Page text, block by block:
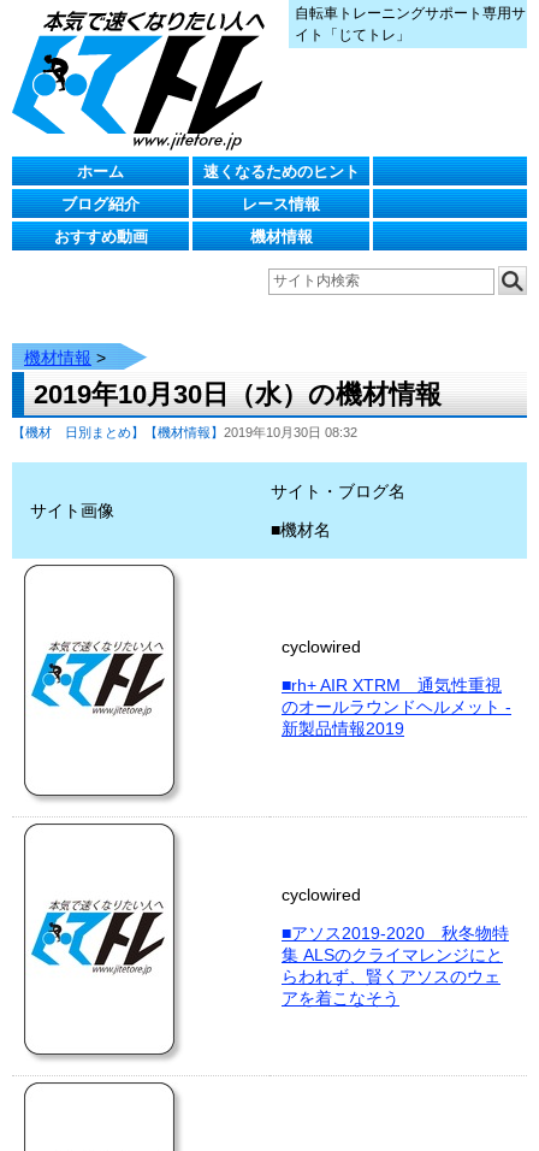
自転車トレーニングサポート専用サ
イト「じてトレ」
ホーム
速くなるためのヒント
ブログ紹介
レース情報
おすすめ動画
機材情報
機材情報 >
2019年10月30日（水）の機材情報
【機材 日別まとめ】 【機材情報】 2019年10月30日 08:32
サイト画像
サイト・ブログ名
■機材名
cyclowired
■rh+ AIR XTRM 通気性重視
のオールラウンドヘルメット -
新製品情報2019
cyclowired
■アソス2019-2020 秋冬物特
集 ALSのクライマレンジにと
らわれず、賢くアソスのウェ
アを着こなそう